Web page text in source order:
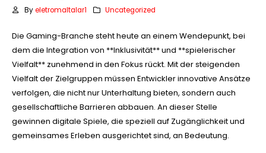
By eletromaltalar1 Uncategorized
Die Gaming-Branche steht heute an einem Wendepunkt, bei
dem die Integration von **Inklusivität** und **spielerischer
Vielfalt** zunehmend in den Fokus rückt. Mit der steigenden
Vielfalt der Zielgruppen müssen Entwickler innovative Ansätze
verfolgen, die nicht nur Unterhaltung bieten, sondern auch
gesellschaftliche Barrieren abbauen. An dieser Stelle
gewinnen digitale Spiele, die speziell auf Zugänglichkeit und
gemeinsames Erleben ausgerichtet sind, an Bedeutung.